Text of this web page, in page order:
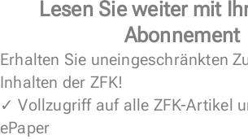
Lesen Sie weiter mit
Abonnement
Erhalten Sie uneingeschränkten
Inhalten der ZFK!
✓ Vollzugriff auf alle ZFK-Artikel
ePaper